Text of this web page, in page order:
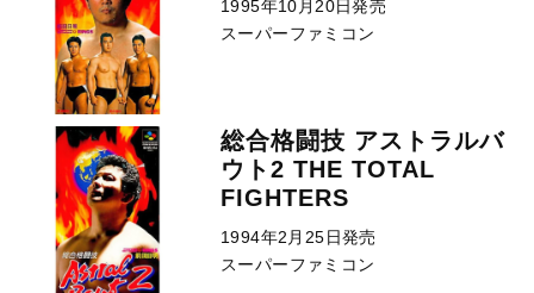
1995年10月20日発売
スーパーファミコン
総合格闘技 アストラルバ
ウト2 THE TOTAL
FIGHTERS
1994年2月25日発売
スーパーファミコン